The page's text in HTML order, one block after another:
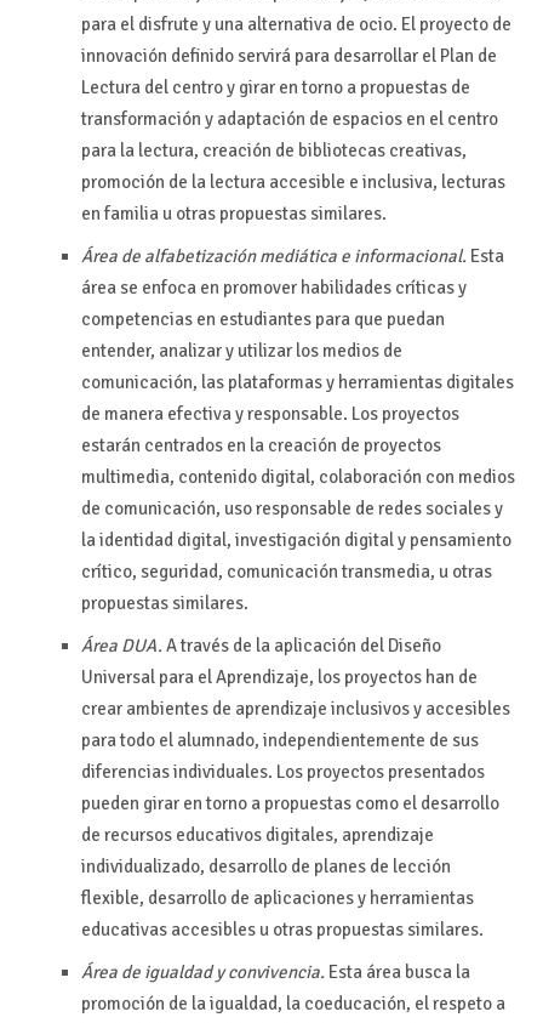
para el disfrute y una alternativa de ocio. El proyecto de
innovación definido servirá para desarrollar el Plan de
Lectura del centro y girar en torno a propuestas de
transformación y adaptación de espacios en el centro
para la lectura, creación de bibliotecas creativas,
promoción de la lectura accesible e inclusiva, lecturas
en familia u otras propuestas similares.
Área de alfabetización mediática e informacional. Esta
área se enfoca en promover habilidades críticas y
competencias en estudiantes para que puedan
entender, analizar y utilizar los medios de
comunicación, las plataformas y herramientas digitales
de manera efectiva y responsable. Los proyectos
estarán centrados en la creación de proyectos
multimedia, contenido digital, colaboración con medios
de comunicación, uso responsable de redes sociales y
la identidad digital, investigación digital y pensamiento
crítico, seguridad, comunicación transmedia, u otras
propuestas similares.
Área DUA. A través de la aplicación del Diseño
Universal para el Aprendizaje, los proyectos han de
crear ambientes de aprendizaje inclusivos y accesibles
para todo el alumnado, independientemente de sus
diferencias individuales. Los proyectos presentados
pueden girar en torno a propuestas como el desarrollo
de recursos educativos digitales, aprendizaje
individualizado, desarrollo de planes de lección
flexible, desarrollo de aplicaciones y herramientas
educativas accesibles u otras propuestas similares.
Área de igualdad y convivencia. Esta área busca la
promoción de la igualdad, la coeducación, el respeto a